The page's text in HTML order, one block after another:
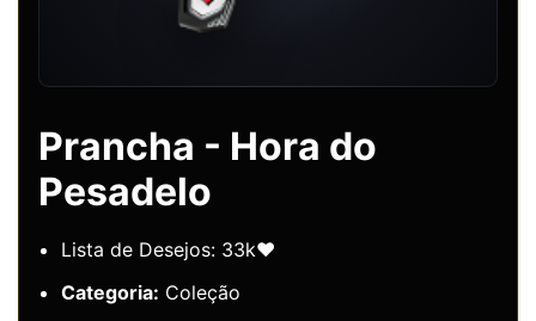
Prancha - Hora do
Pesadelo
Lista de Desejos: 33k❤️
Categoria: Coleção